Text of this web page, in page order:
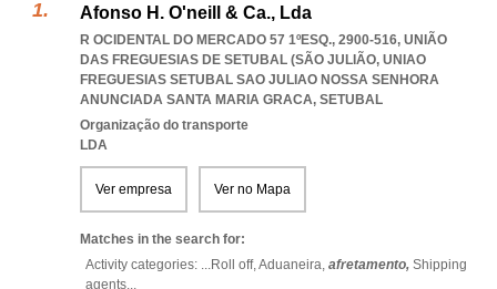
Afonso H. O'neill & Ca., Lda
R OCIDENTAL DO MERCADO 57 1ºESQ., 2900-516, UNIÃO
DAS FREGUESIAS DE SETUBAL (SÃO JULIÃO, UNIAO
FREGUESIAS SETUBAL SAO JULIAO NOSSA SENHORA
ANUNCIADA SANTA MARIA GRACA, SETUBAL
Organização do transporte
LDA
Ver empresa Ver no Mapa
Matches in the search for:
Activity categories: ...Roll off,Aduaneira, afretamento, Shipping
agents...